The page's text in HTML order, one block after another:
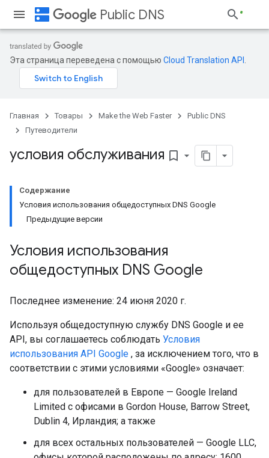
dns Public DNS
Эта страница переведена с помощью Cloud Translation API
Главная Товары Make the Web Faster
Public DNS
Путеводители
условия обслуживания bookmark_border
Содержание
Условия использования общедоступных DNS Google
Предыдущие версии
Условия использования
общедоступных DNS Google
Последнее изменение: 24 июня 2020 г.
Используя общедоступную службу DNS Google и ее
API, вы соглашаетесь соблюдать Условия
использования API Google , за исключением того, что в
соответствии с этими условиями «Google» означает:
для пользователей в Европе — Google Ireland
Limited с офисами в Gordon House, Barrow Street,
Dublin 4, Ирландия; а также
для всех остальных пользователей — Google LLC,